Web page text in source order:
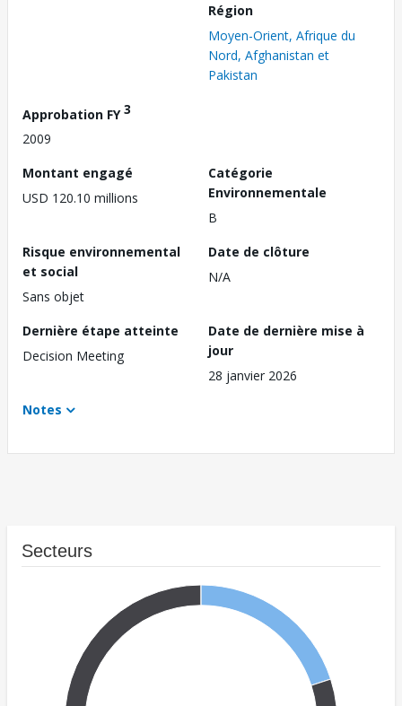
Région
Moyen-Orient, Afrique du
Nord, Afghanistan et
Pakistan
Approbation FY3
2009
Montant engagé
USD 120.10 millions
Catégorie
Environnementale
B
Risque environnemental
et social
Sans objet
Date de clôture
N/A
Dernière étape atteinte
Decision Meeting
Date de dernière mise à
jour
28 janvier 2026
Notes
Secteurs